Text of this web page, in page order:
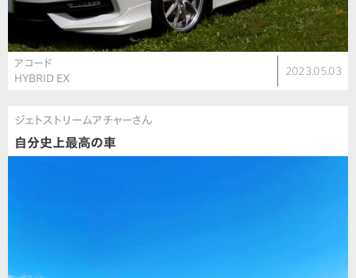
アコード
HYBRID EX
2023.05.03
ジェトストリームアチャーさん
自分史上最高の車